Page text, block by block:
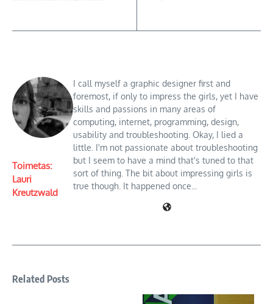
Toimetas:
Lauri
Kreutzwald
I call myself a graphic designer first and
foremost, if only to impress the girls, yet I have
skills and passions in many areas of
computing, internet, programming, design,
usability and troubleshooting. Okay, I lied a
little. I'm not passionate about troubleshooting
but I seem to have a mind that's tuned to that
sort of thing. The bit about impressing girls is
true though. It happened once...
Related Posts